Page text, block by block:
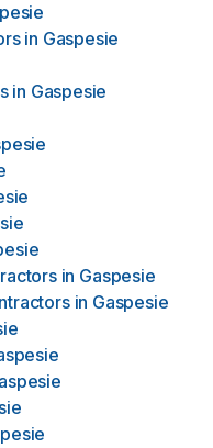
in Gaspesie
in Gaspesie
in Gaspesie
in Gaspesie